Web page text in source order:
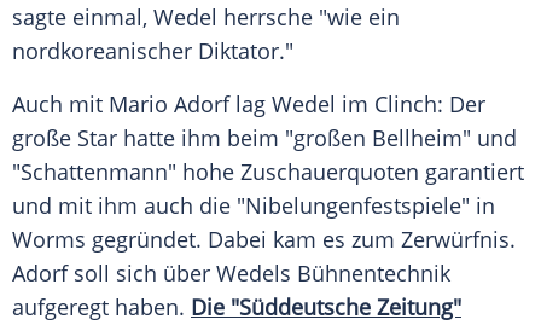
sagte einmal, Wedel herrsche "wie ein
nordkoreanischer Diktator."
Auch mit Mario Adorflag Wedel im Clinch: Der
große Star hatte ihm beim "großen Bellheim" und
"Schattenmann" hohe Zuschauerquoten garantiert
und mit ihm auch die "Nibelungenfestspiele" in
Worms gegründet. Dabei kam es zum Zerwürfnis.
Adorfsoll sich über Wedels Bühnentechnik
aufgeregt haben. Die "Süddeutsche Zeitung"